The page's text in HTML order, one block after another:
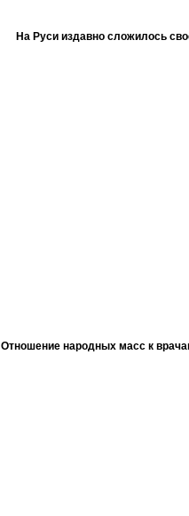
На Руси издавно сложилось
Отношение народных масс к